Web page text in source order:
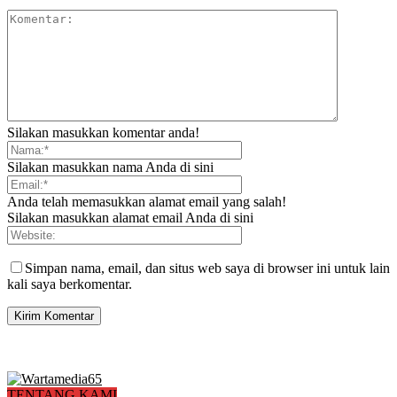
Silakan masukkan komentar anda!
Silakan masukkan nama Anda di sini
Anda telah memasukkan alamat email yang salah!
Silakan masukkan alamat email Anda di sini
Simpan nama, email, dan situs web saya di browser ini untuk lain
kali saya berkomentar.